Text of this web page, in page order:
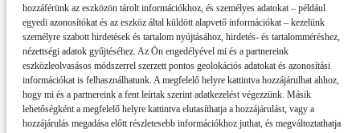
hozzáférünk az eszközön tárolt információkhoz, és személyes adatokat – például
egyedi azonosítókat és az eszköz által küldött alapvető információkat – kezelünk
személyre szabott hirdetések és tartalom nyújtásához, hirdetés- és tartalomméréshez,
nézettségi adatok gyűjtéséhez. Az Ön engedélyével mi és a partnereink
eszközleolvasásos módszerrel szerzett pontos geolokációs adatokat és azonosítási
információkat is felhasználhatunk. A megfelelő helyre kattintva hozzájárulhat ahhoz,
hogy mi és a partnereink a fent leírtak szerint adatkezelést végezzünk. Másik
lehetőségként a megfelelő helyre kattintva elutasíthatja a hozzájárulást, vagy a
hozzájárulás megadása előtt részletesebb információkhoz juthat, és megváltoztathatja